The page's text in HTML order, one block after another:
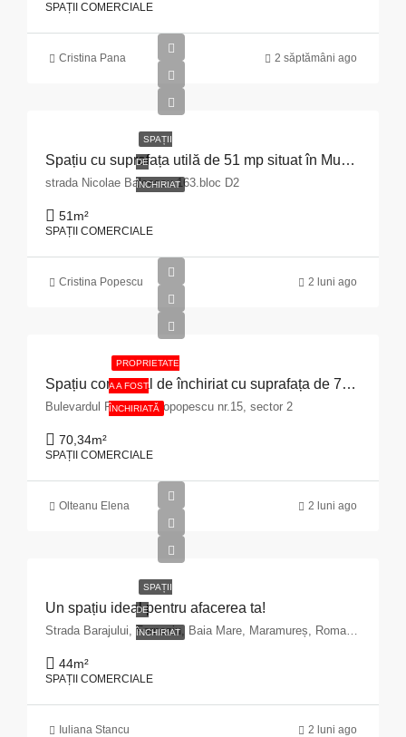
SPAȚII COMERCIALE
Cristina Pana 2 săptămâni ago
SPAȚII
DE
ÎNCHIRIAT
Spațiu cu suprafața utilă de 51 mp situat în Municipiul Pitești, str. Nicolae Bălcescu nr. 163, bloc D2, județul Argeș
strada Nicolae Balcescu 163.bloc D2
51 m²
SPAȚII COMERCIALE
Cristina Popescu 2 luni ago
PROPRIETATE
A A FOST
ÎNCHIRIATĂ
Spațiu comercial de închiriat cu suprafața de 70,34 mp situat în Municipiul București, Bulevardul Pache Protopopescu, nr. 15, sector 2
Bulevardul Pache Protopopescu nr.15, sector 2
70,34m²
SPAȚII COMERCIALE
Olteanu Elena 2 luni ago
SPAȚII
DE
ÎNCHIRIAT
Un spațiu ideal pentru afacerea ta!
Strada Barajului, Ferneziu, Baia Mare, Maramureș, Romania
44m²
SPAȚII COMERCIALE
Iuliana Stancu 2 luni ago